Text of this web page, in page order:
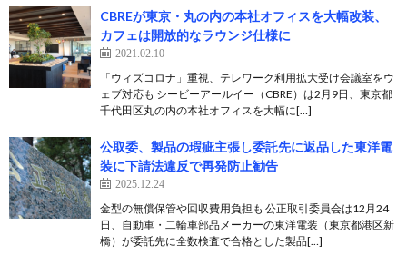
CBREが東京・丸の内の本社オフィスを大幅改装、
カフェは開放的なラウンジ仕様に
2021.02.10
「ウィズコロナ」重視、テレワーク利用拡大受け会議室をウ
ェブ対応も シービーアールイー（CBRE）は2月9日、東京都
千代田区丸の内の本社オフィスを大幅に[…]
公取委、製品の瑕疵主張し委託先に返品した東洋電
装に下請法違反で再発防止勧告
2025.12.24
金型の無償保管や回収費用負担も 公正取引委員会は12月24
日、自動車・二輪車部品メーカーの東洋電装（東京都港区新
橋）が委託先に全数検査で合格とした製品[…]